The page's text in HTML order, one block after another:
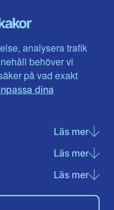
analysera trafik
behöver vi
på vad exakt
dina
Läs merom
Läs merom
Läs merom
län
Götaland
län